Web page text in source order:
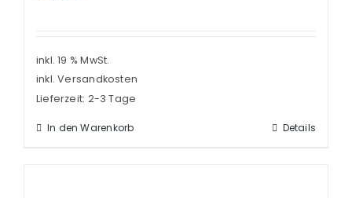
inkl. 19 % MwSt.
inkl. Versandkosten
Lieferzeit: 2-3 Tage
In den Warenkorb Details